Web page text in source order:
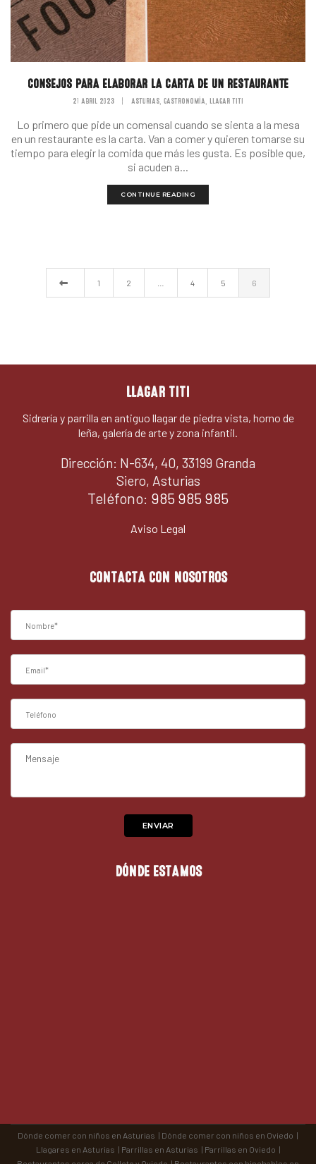
CONSEJOS PARA ELABORAR LA CARTA DE UN RESTAURANTE
21 ABRIL 2023 ASTURIAS, GASTRONOMÍA, LLAGAR TITI
Lo primero que pide un comensal cuando se sienta a la mesa
en un restaurante es la carta. Van a comer y quieren tomarse su
tiempo para elegir la comida que más les gusta. Es posible que,
si acuden a...
CONTINUE READING
1 2 4 5 6
LLAGAR TITI
Sidrería y parrilla en antiguo llagar de piedra vista, horno de
leña, galería de arte y zona infantil.
Dirección: N-634, 40, 33199 Granda
Siero, Asturias
Teléfono: 985 985 985
Aviso Legal
CONTACTA CON NOSOTROS
DÓNDE ESTAMOS
Dónde comer con niños en Asturias | Dónde comer con niños en Oviedo |
Llagares en Asturias | Parrillas en Asturias | Parrillas en Oviedo |